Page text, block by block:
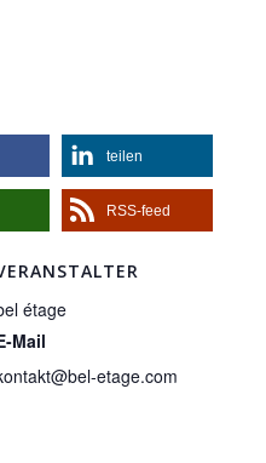
teilen
RSS-feed
étage
Mail
etage.com